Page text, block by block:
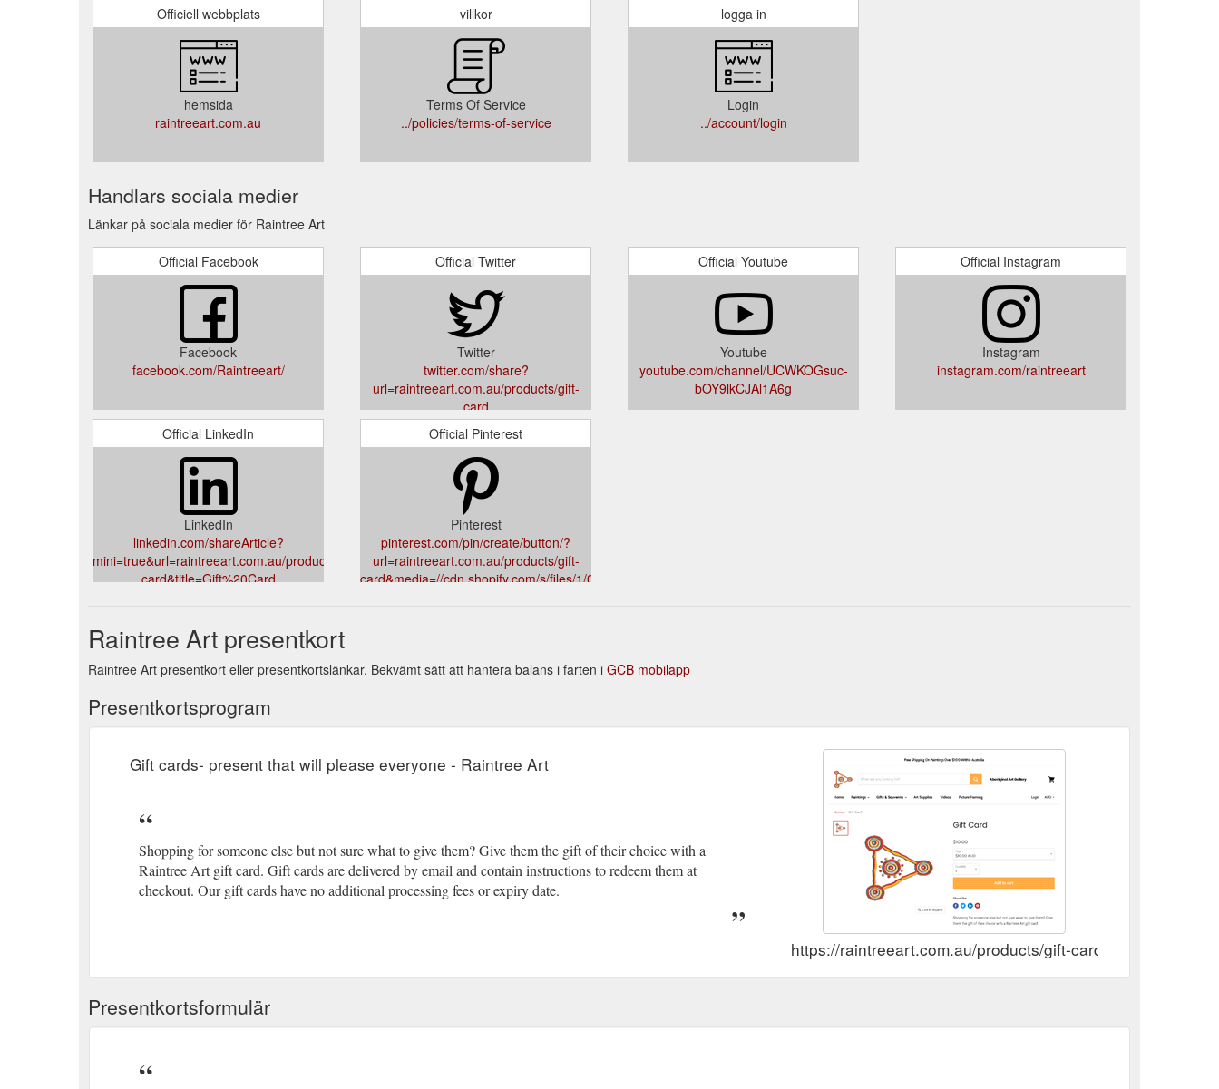
Officiell webbplats
hemsida
raintreeart.com.au
villkor
Terms Of Service
../policies/terms-of-service
logga in
Login
../account/login
Handlars sociala medier
Länkar på sociala medier för Raintree Art
Official Facebook
Facebook
facebook.com/Raintreeart/
Official Twitter
Twitter
twitter.com/share?
url=raintreeart.com.au/products/gift-
card
Official Youtube
Youtube
youtube.com/channel/UCWKOGsuc-
bOY9lkCJAl1A6g
Official Instagram
Instagram
instagram.com/raintreeart
Official LinkedIn
LinkedIn
linkedin.com/shareArticle?
mini=true&url=raintreeart.com.au/products/gift-
card&title=Gift%20Card
Official Pinterest
Pinterest
pinterest.com/pin/create/button/?
url=raintreeart.com.au/products/gift-
card&media=//cdn.shopify.com/s/files/1/0325/6277/4154/products/symbolcropped_1024x.png?
Raintree Art presentkort
Raintree Art presentkort eller presentkortslänkar. Bekvämt sätt att hantera balans i farten i GCB mobilapp
Presentkortsprogram
Gift cards- present that will please everyone - Raintree Art
Shopping for someone else but not sure what to give them? Give them the gift of their choice with a
Raintree Art gift card. Gift cards are delivered by email and contain instructions to redeem them at
checkout. Our gift cards have no additional processing fees or expiry date.
https://raintreeart.com.au/products/gift-card
Presentkortsformulär